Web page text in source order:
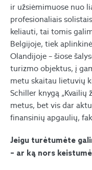
ir užsiėmimuose nuo
profesionaliais
keliauti, tai tomis
Belgijoje, tiek
Olandijoje – šiose
turizmo objektus, į
metu skaitau lietuvių
Schiller knygą „Kvailių
metus, bet vis dar
finansinių apgaulių,
Jeigu turėtumėte
– ar ką nors